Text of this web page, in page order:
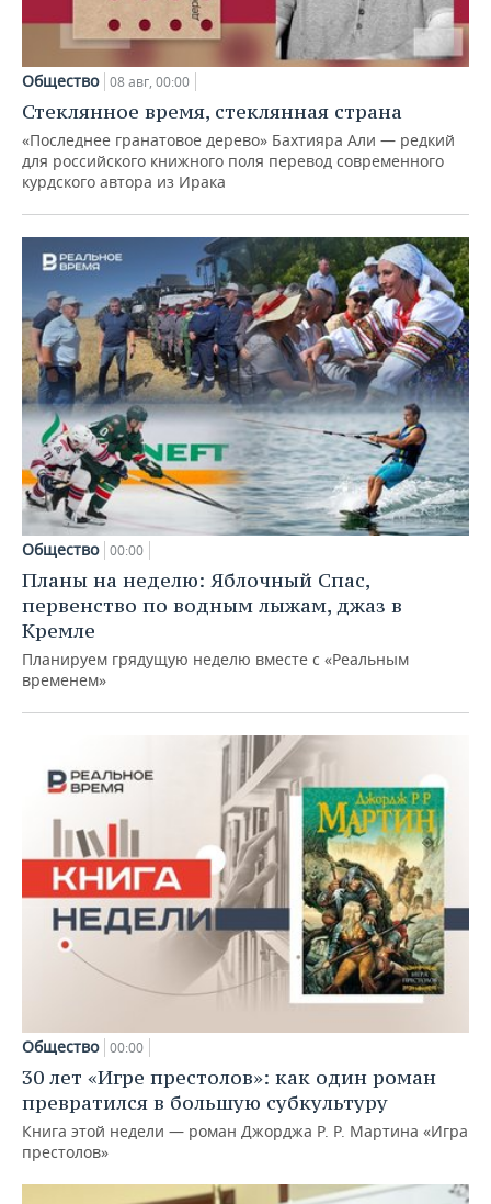
Общество 08 авг, 00:00
Стеклянное время, стеклянная страна
«Последнее гранатовое дерево» Бахтияра Али — редкий
для российского книжного поля перевод современного
курдского автора из Ирака
Общество 00:00
Планы на неделю: Яблочный Спас,
первенство по водным лыжам, джаз в
Кремле
Планируем грядущую неделю вместе с «Реальным
временем»
Общество 00:00
30 лет «Игре престолов»: как один роман
превратился в большую субкультуру
Книга этой недели — роман Джорджа Р. Р. Мартина «Игра
престолов»